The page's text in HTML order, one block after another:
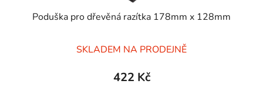
Poduška pro dřevěná razítka 178mm x 128mm
hodnocení
produktu
SKLADEM NA PRODEJNĚ
422 Kč